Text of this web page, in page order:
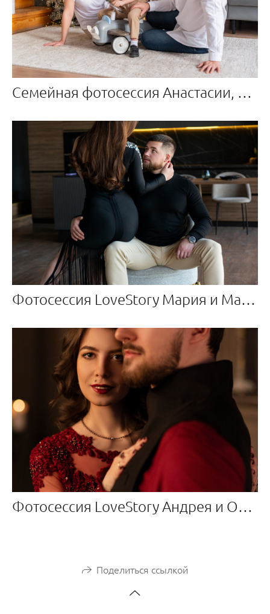
Семейная фотосессия Анастасии, Лёвы и Ивана
Фотосессия LoveStory Мария и Максим
Фотосессия LoveStory Андрея и Олеси
Поделиться ссылкой